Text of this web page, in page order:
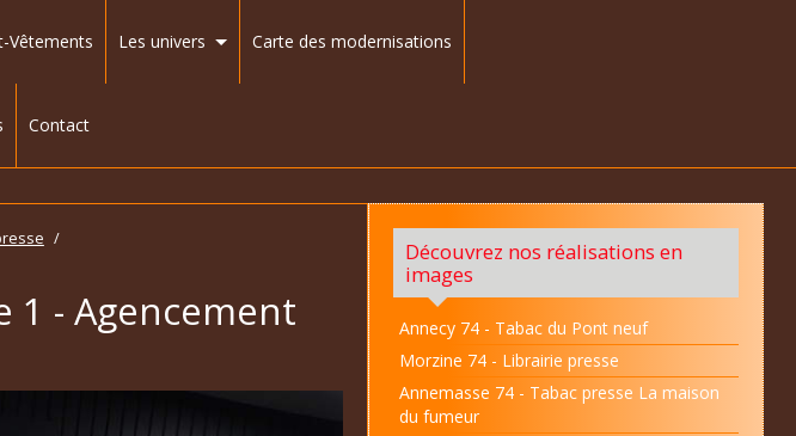
Vêtements Les univers Carte des modernisations
Contact
/
- Agencement
Découvrez nos réalisations en
images
Annecy 74 - Tabac du Pont neuf
Morzine 74 - Librairie presse
Annemasse 74 - Tabac presse La maison
du fumeur